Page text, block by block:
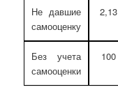
Не давшие
самооценку
2,13
Без учета
самооценки
100